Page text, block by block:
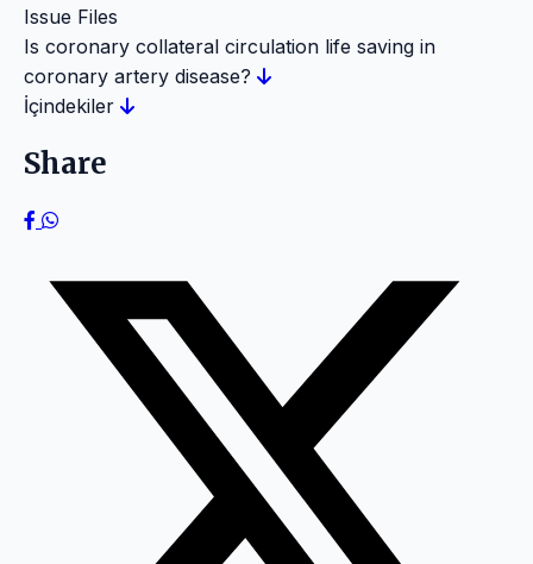
Issue Files
Is coronary collateral circulation life saving in
coronary artery disease?
İçindekiler
Share